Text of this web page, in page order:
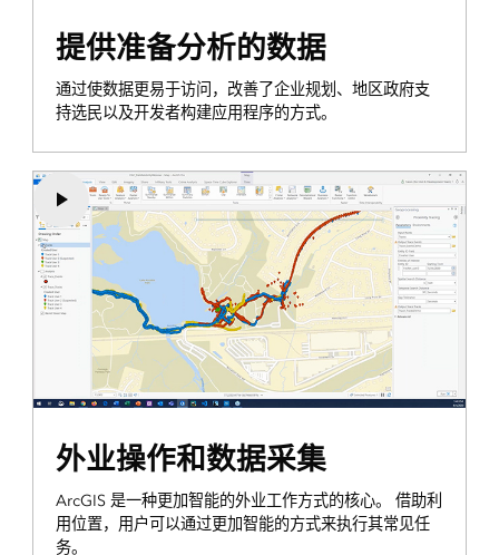
提供准备分析的数据
通过使数据更易于访问，改善了企业规划、地区政府支
持选民以及开发者构建应用程序的方式。
外业操作和数据采集
ArcGIS 是一种更加智能的外业工作方式的核心。 借助利
用位置，用户可以通过更加智能的方式来执行其常见任
务。